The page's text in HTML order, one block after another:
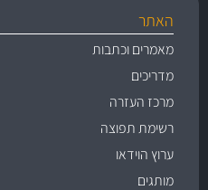
האתר
מאמרים וכתבות
מדריכים
מרכז העזרה
רשימת תפוצה
ערוץ הוידאו
מותגים